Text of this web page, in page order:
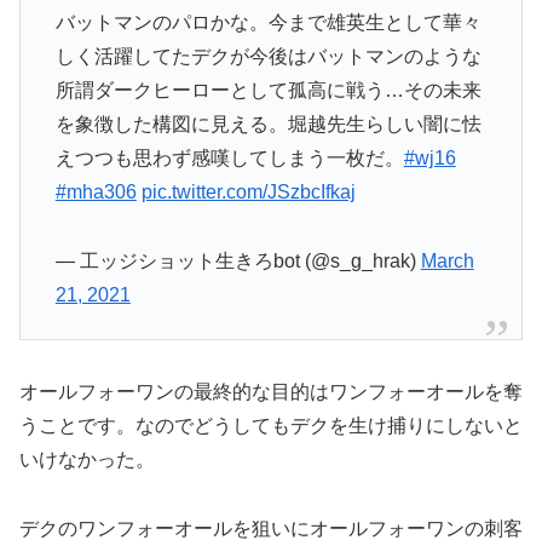
バットマンのパロかな。今まで雄英生として華々
しく活躍してたデクが今後はバットマンのような
所謂ダークヒーローとして孤高に戦う…その未来
を象徴した構図に見える。堀越先生らしい闇に怯
えつつも思わず感嘆してしまう一枚だ。 #wj16
#mha306 pic.twitter.com/JSzbcIfkaj
— 工ッジショット生きろbot (@s_g_hrak) March
21, 2021
オールフォーワンの最終的な目的はワンフォーオールを奪
うことです。なのでどうしてもデクを生け捕りにしないと
いけなかった。
デクのワンフォーオールを狙いにオールフォーワンの刺客